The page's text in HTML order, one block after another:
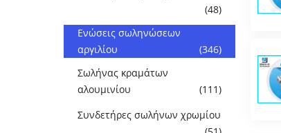
(48)
Ενώσεις σωληνώσεων
αργιλίου
(346)
Σωλήνας κραμάτων
αλουμινίου
(111)
Συνδετήρες σωλήνων χρωμίου